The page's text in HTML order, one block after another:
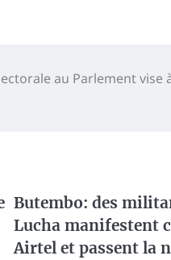
au Parlement vise
Butembo: des
Lucha manifestent
Airtel et passent la